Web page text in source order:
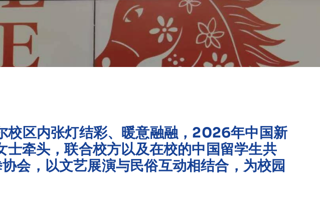
区内张灯结彩、暖意融融，2026年中国新
牵头，联合校方以及在校的中国留学生共
会，以文艺展演与民俗互动相结合，为校园